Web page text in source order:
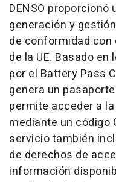
DENSO proporcionó
generación y
de conformidad con
de la UE. Basado
por el Battery Pass
genera un
permite acceder a
mediante un código
servicio también
de derechos de
información